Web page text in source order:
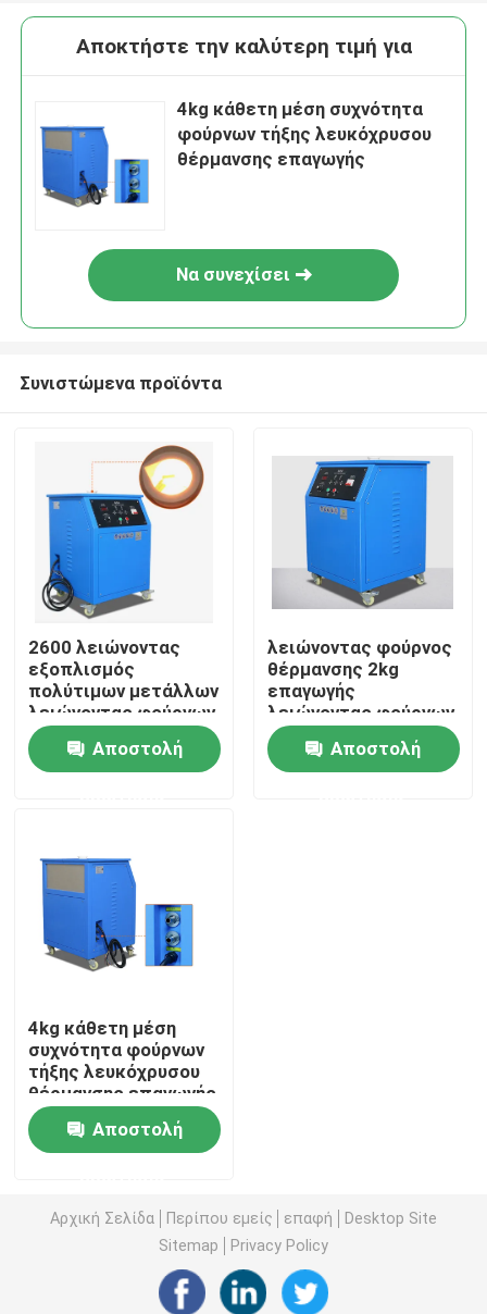
Σπίτι
Προϊόντα
Γύρος εργοστασίων
Ποιοτικός έλεγχος
Μας ελάτε σε επαφή με
Ειδήσεις
Ασημένια μηχανή καθαρισμού
Εξοπλισμός καθαρισμού λευκόχρυσου
Αποκτήστε την καλύτερη τιμή για
4kg κάθετη μέση συχνότητα
φούρνων τήξης λευκόχρυσου
θέρμανσης επαγωγής
Να συνεχίσει
Συνιστώμενα προϊόντα
2600 λειώνοντας
εξοπλισμός
πολύτιμων μετάλλων
λειώνοντας φούρνων
1kg λευκόχρυσου
βαθμούΑποστολή
λειώνοντας φούρνος
θέρμανσης 2kg
επαγωγής
λειώνοντας φούρνων
λευκόχρυσου 10kw
380V
Αποστολή
4kg κάθετη μέση
συχνότητα φούρνων
τήξης λευκόχρυσου
θέρμανσης επαγωγής
Αποστολή
Αρχική Σελίδα Περίπου εμείς επαφή
Desktop Site
Sitemap
Privacy Policy